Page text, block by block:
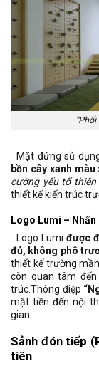
Mặt đứng sử
bồn cây xanh màu
cường yếu tố thiên
thiết kế kiến trúc
Logo Lumi –
Logo Lumi được
đủ, không phô
thiết kế trường
còn quan tâm
trúc.Thông điệp
mặt tiền đến nội
gian.
Sảnh đón tiếp
tiên